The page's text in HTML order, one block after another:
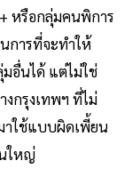
หรือกลุ่มคนพิการ
การที่จะทำให้
อื่นได้ แต่ไม่ใช่
กรุงเทพฯ ที่ไม่
าใช้แบบผิดเพี้ยน
ใหญ่